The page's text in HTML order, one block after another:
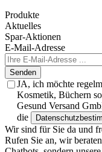
Produkte
Aktuelles
Spar-Aktionen
E-Mail-Adresse
Senden
JA, ich möchte
Kosmetik, Büchern
Gesund Versand
die
Wir sind für Sie da und
Rufen Sie an, wir